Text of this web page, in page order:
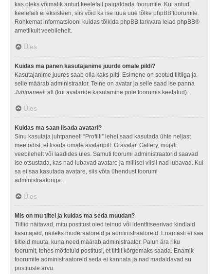
kas oleks võimalik antud keelefail paigaldada foorumile. Kui antud
keelefaili ei eksisteeri, siis võid ka ise luua uue tõlke phpBB foorumile.
Rohkemat informatsiooni kuidas tõlkida phpBB tarkvara leiad phpBB®
ametlikult veebilehelt.
Üles
Kuidas ma panen kasutajanime juurde omale pildi?
Kasutajanime juures saab olla kaks pilti. Esimene on seotud tiitliga ja
selle määrab administraator. Teine on avatar ja selle saad ise panna
Juhtpaneeli alt (kui avataride kasutamine pole foorumis keelatud).
Üles
Kuidas ma saan lisada avatari?
Sinu kasutaja juhtpaneeli “Profiili” lehel saad kasutada ühte neljast
meetodist, et lisada omale avataripilt: Gravatar, Gallery, mujalt
veebilehelt või laadides üles. Samuti foorumi administraatorid saavad
ise otsustada, kas nad lubavad avatare ja millisel viisil nad lubavad. Kui
sa ei saa kasutada avatare, siis võta ühendust foorumi
administraatoriga..
Üles
Mis on mu tiitel ja kuidas ma seda muudan?
Tiitlid näitavad, mitu postitust oled teinud või identfitseerivad kindlaid
kasutajaid, näiteks moderaatoreid ja administraatoreid. Enamasti ei saa
tiitleid muuta, kuna need määrab administraator. Palun ära riku
foorumit, tehes mõttetuid postitusi, et tiitlit kõrgemaks saada. Enamik
foorumite administraatoreid seda ei kannata ja nad madaldavad su
postituste arvu.